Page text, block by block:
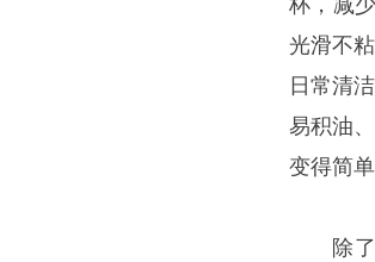
杯，减
光滑不
日常清
易积油
变得简
除了核